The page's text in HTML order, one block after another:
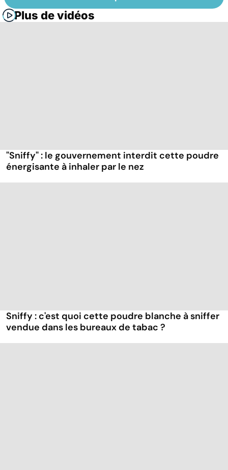
Plus de vidéos
"Sniffy" : le gouvernement interdit cette poudre
énergisante à inhaler par le nez
Sniffy : c'est quoi cette poudre blanche à sniffer
vendue dans les bureaux de tabac ?